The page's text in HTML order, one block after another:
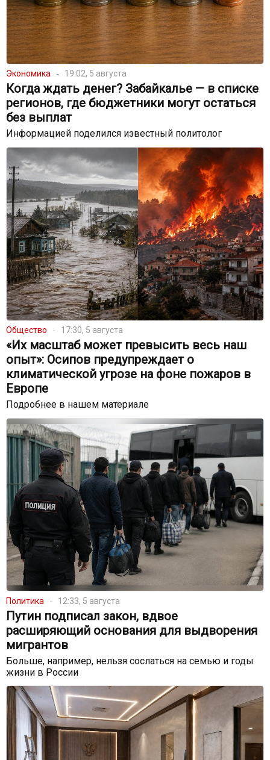
Экономика 19:02, 5 августа
Когда ждать денег? Забайкалье — в списке
регионов, где бюджетники могут остаться
без выплат
Информацией поделился известный политолог
Общество 17:30, 5 августа
«Их масштаб может превысить весь наш
опыт»: Осипов предупреждает о
климатической угрозе на фоне пожаров в
Европе
Подробнее в нашем материале
Политика 12:33, 5 августа
Путин подписал закон, вдвое
расширяющий основания для выдворения
мигрантов
Больше, например, нельзя сослаться на семью и годы
жизни в России